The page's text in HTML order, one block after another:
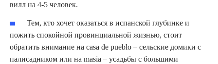
вилл на 4-5 человек.
Тем, кто хочет оказаться в испанской глубинке и
пожить спокойной провинциальной жизнью, стоит
обратить внимание на casa de pueblo – сельские домики с
палисадником или на masia – усадьбы с большими